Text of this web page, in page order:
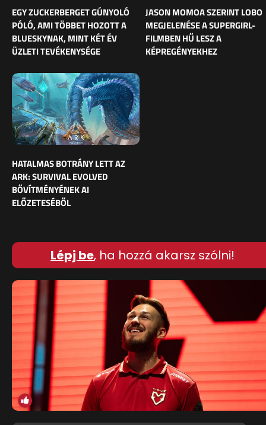
EGY ZUCKERBERGET GÚNYOLÓ
PÓLÓ, AMI TÖBBET HOZOTT A
BLUESKYNAK, MINT KÉT ÉV
ÜZLETI TEVÉKENYSÉGE
JASON MOMOA SZERINT LOBO
MEGJELENÉSE A SUPERGIRL-
FILMBEN HŰ LESZ A
KÉPREGÉNYEKHEZ
HATALMAS BOTRÁNY LETT AZ
ARK: SURVIVAL EVOLVED
BŐVÍTMÉNYÉNEK AI
ELŐZETESÉBŐL
Lépj be, ha hozzá akarsz szólni!